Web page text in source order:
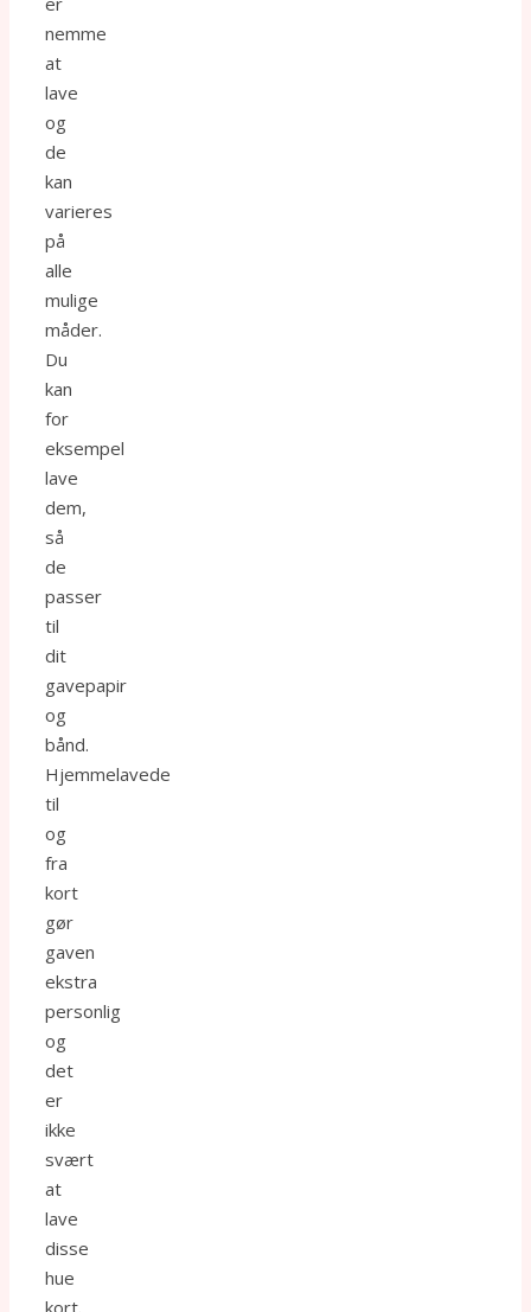
nemme
at
lave
og
de
kan
varieres
på
alle
mulige
måder.
Du
kan
for
eksempel
lave
dem,
så
de
passer
til
dit
gavepapir
og
bånd.
Hjemmelavede
til
og
fra
kort
gør
gaven
ekstra
personlig
og
det
er
ikke
svært
at
lave
disse
hue